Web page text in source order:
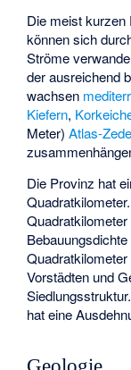
Die meist kurzen
können sich
Ströme
der ausreichend
wachsen
Kiefern,
Meter)Atlas-
Die Provinz hat
Vorstädten und
hat eine